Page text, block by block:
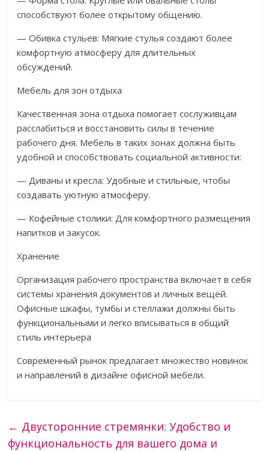
способствуют более открытому общению.
— Обивка стульев: Мягкие стулья создают более
комфортную атмосферу для длительных
обсуждений.
Мебель для зон отдыха
Качественная зона отдыха помогает сослуживцам
расслабиться и восстановить силы в течение
рабочего дня. Мебель в таких зонах должна быть
удобной и способствовать социальной активности:
— Диваны и кресла: Удобные и стильные, чтобы
создавать уютную атмосферу.
— Кофейные столики: Для комфортного размещения
напитков и закусок.
Хранение
Организация рабочего пространства включает в себя
системы хранения документов и личных вещей.
Офисные шкафы, тумбы и стеллажи должны быть
функциональными и легко вписываться в общий
стиль интерьера
Современный рынок предлагает множество новинок
и направлений в дизайне офисной мебели.
← Двусторонние стремянки: Удобство и
функциональность для вашего дома и